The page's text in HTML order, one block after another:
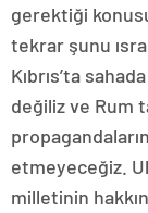
gerektiği
tekrar şunu
Kıbrıs’ta
değiliz ve Rum
etmeyeceğiz.
milletinin